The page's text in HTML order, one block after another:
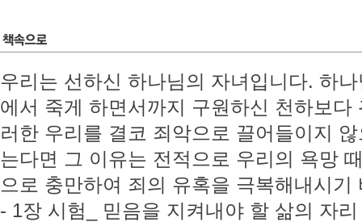
우리는 선하신 하나님의 자녀입니다. 하
에서 죽게 하면서까지 구원하신 천하보
러한 우리를 결코 죄악으로 끌어들이지
는다면 그 이유는 전적으로 우리의 욕망
으로 충만하여 죄의 유혹을 극복해내시기
- 1장 시험_ 믿음을 지켜내야 할 삶의 자